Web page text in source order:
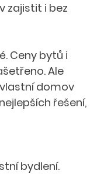
zajistit i bez
Ceny bytů i
Ale
domov
řešení,
bydlení.